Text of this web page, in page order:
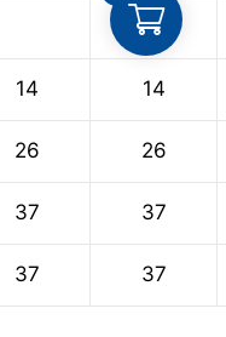
14
14
26
26
37
37
37 37